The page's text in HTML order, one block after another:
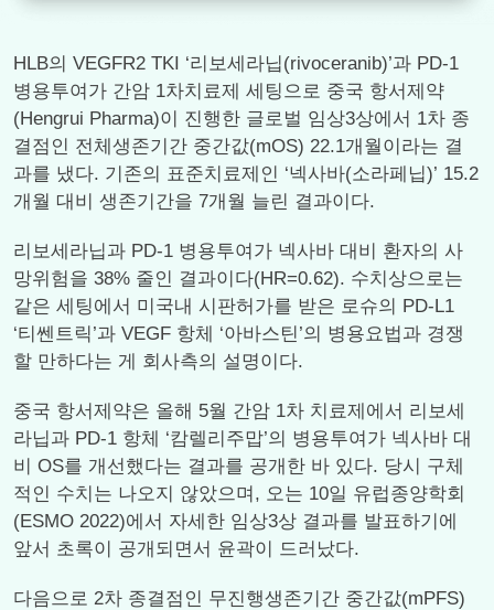
HLB의 VEGFR2 TKI ‘리보세라닙(rivoceranib)’과 PD-1
병용투여가 간암 1차치료제 세팅으로 중국 항서제약
(Hengrui Pharma)이 진행한 글로벌 임상3상에서 1차 종
결점인 전체생존기간 중간값(mOS) 22.1개월이라는 결
과를 냈다. 기존의 표준치료제인 ‘넥사바(소라페닙)’ 15.2
개월 대비 생존기간을 7개월 늘린 결과이다.
리보세라닙과 PD-1 병용투여가 넥사바 대비 환자의 사
망위험을 38% 줄인 결과이다(HR=0.62). 수치상으로는
같은 세팅에서 미국내 시판허가를 받은 로슈의 PD-L1
‘티쎈트릭’과 VEGF 항체 ‘아바스틴’의 병용요법과 경쟁
할 만하다는 게 회사측의 설명이다.
중국 항서제약은 올해 5월 간암 1차 치료제에서 리보세
라닙과 PD-1 항체 ‘캄렐리주맙’의 병용투여가 넥사바 대
비 OS를 개선했다는 결과를 공개한 바 있다. 당시 구체
적인 수치는 나오지 않았으며, 오는 10일 유럽종양학회
(ESMO 2022)에서 자세한 임상3상 결과를 발표하기에
앞서 초록이 공개되면서 윤곽이 드러났다.
다음으로 2차 종결점인 무진행생존기간 중간값(mPFS)